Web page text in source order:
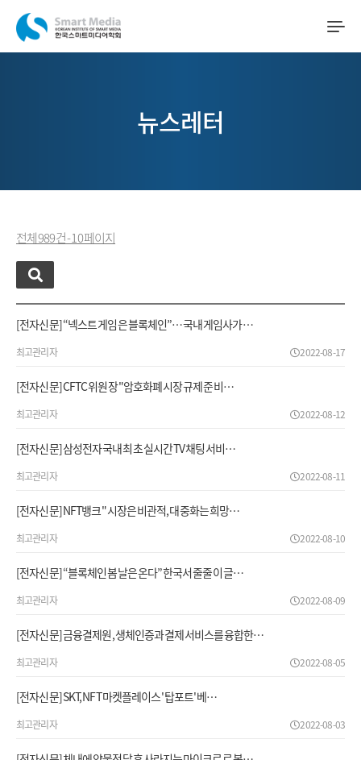
뉴스레터
전체 989 건 - 10 페이지
[전자신문] “넥스트 게임은 블록체인”…국내 게임사가 …
최고관리자 2022-08-17
[전자신문] CFTC 위원장 "암호화폐 시장 규제 준비…
최고관리자 2022-08-12
[전자신문] 삼성전자 국내 최초 실시간 TV 채팅 서비…
최고관리자 2022-08-11
[전자신문] NFT뱅크 "시장은 비관적, 대중화는 희망…
최고관리자 2022-08-10
[전자신문] “블록체인 봄날은 온다” 한국서 줄줄이 글…
최고관리자 2022-08-09
[전자신문] 금융결제원, 생체인증과 결제서비스를 융합한…
최고관리자 2022-08-05
[전자신문] SKT, NFT 마켓플레이스 '탑포트' 베…
최고관리자 2022-08-03